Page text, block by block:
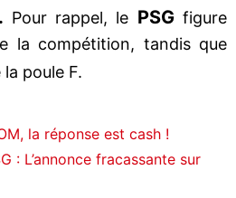
Pour rappel, le PSGfigure
la compétition, tandis que
poule F.
la réponse est cash !
: L’annonce fracassante sur